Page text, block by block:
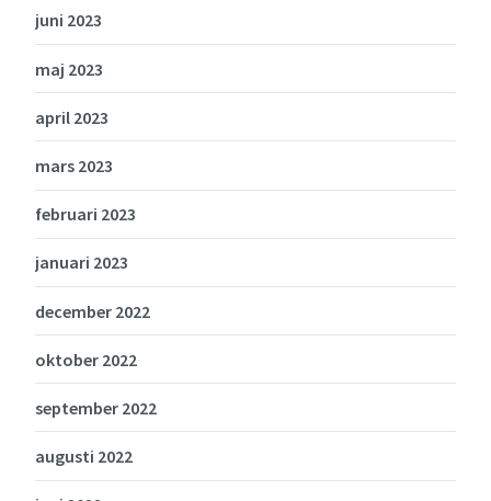
juni 2023
maj 2023
april 2023
mars 2023
februari 2023
januari 2023
december 2022
oktober 2022
september 2022
augusti 2022